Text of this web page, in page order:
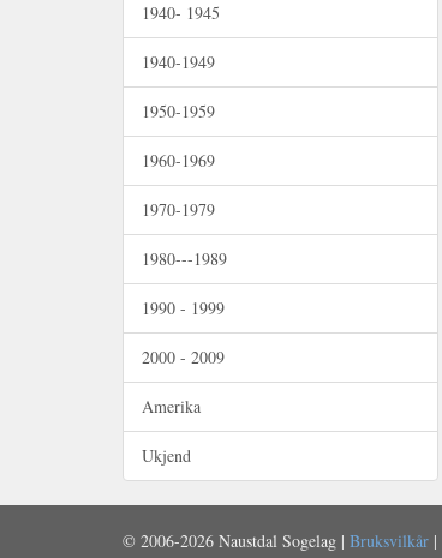
1940- 1945
1940-1949
1950-1959
1960-1969
1970-1979
1980---1989
1990 - 1999
2000 - 2009
Amerika
Ukjend
© 2006-2026 Naustdal Sogelag | Bruksvilkår |